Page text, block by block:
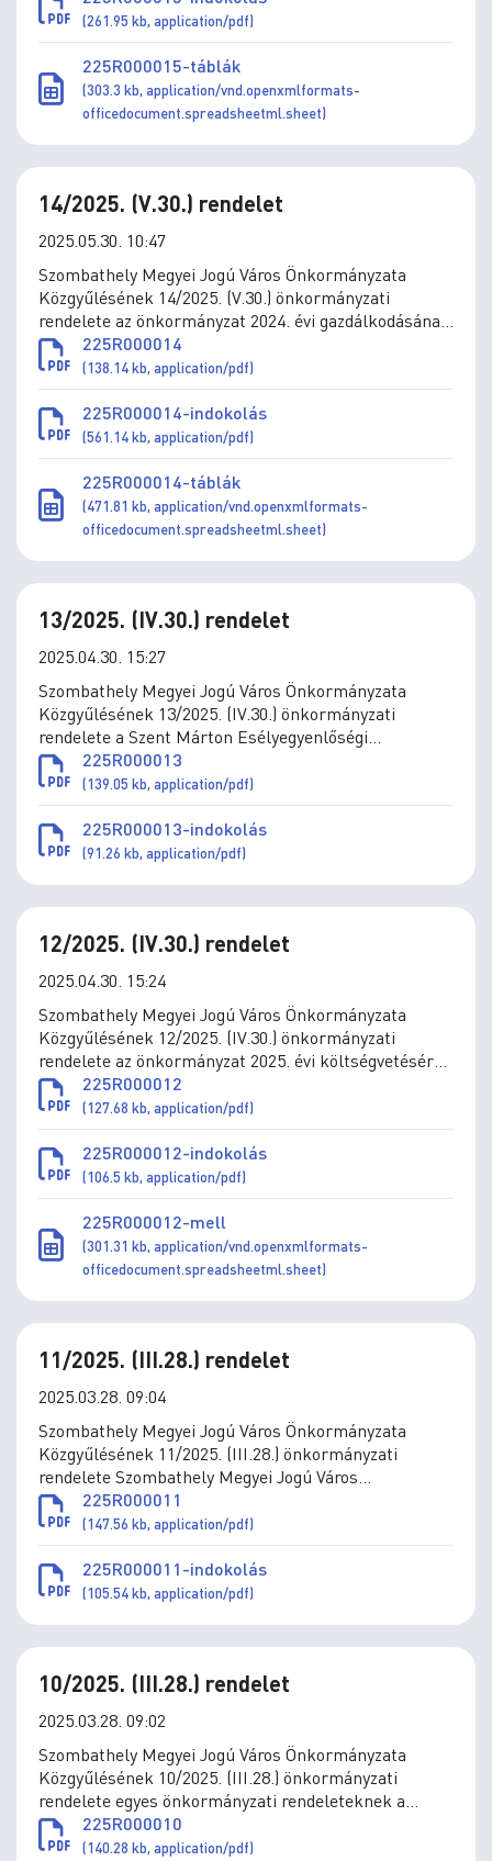
(261.95 kb, application/pdf)
225R000015-táblák
(303.3 kb, application/vnd.openxmlformats-
officedocument.spreadsheetml.sheet)
14/2025. (V.30.) rendelet
2025.05.30. 10:47
Szombathely Megyei Jogú Város Önkormányzata
Közgyűlésének 14/2025. (V.30.) önkormányzati
rendelete az önkormányzat 2024. évi gazdálkodásának
végrehajtásáról
225R000014
(138.14 kb, application/pdf)
225R000014-indokolás
(561.14 kb, application/pdf)
225R000014-táblák
(471.81 kb, application/vnd.openxmlformats-
officedocument.spreadsheetml.sheet)
13/2025. (IV.30.) rendelet
2025.04.30. 15:27
Szombathely Megyei Jogú Város Önkormányzata
Közgyűlésének 13/2025. (IV.30.) önkormányzati
rendelete a Szent Márton Esélyegyenlőségi
Támogatási Program működtetéséről szóló 1/2018.
(II.21.) önkormányzati rendelet módosításáról
225R000013
(139.05 kb, application/pdf)
225R000013-indokolás
(91.26 kb, application/pdf)
12/2025. (IV.30.) rendelet
2025.04.30. 15:24
Szombathely Megyei Jogú Város Önkormányzata
Közgyűlésének 12/2025. (IV.30.) önkormányzati
rendelete az önkormányzat 2025. évi költségvetéséről
szóló 4/2025. (II.28.) önkormányzati rendelet
módosításáról
225R000012
(127.68 kb, application/pdf)
225R000012-indokolás
(106.5 kb, application/pdf)
225R000012-mell
(301.31 kb, application/vnd.openxmlformats-
officedocument.spreadsheetml.sheet)
11/2025. (III.28.) rendelet
2025.03.28. 09:04
Szombathely Megyei Jogú Város Önkormányzata
Közgyűlésének 11/2025. (III.28.) önkormányzati
rendelete Szombathely Megyei Jogú Város
Önkormányzata vagyonáról szóló 40/2014. (XII.23.)
önkormányzati rendelet módosításáról
225R000011
(147.56 kb, application/pdf)
225R000011-indokolás
(105.54 kb, application/pdf)
10/2025. (III.28.) rendelet
2025.03.28. 09:02
Szombathely Megyei Jogú Város Önkormányzata
Közgyűlésének 10/2025. (III.28.) önkormányzati
rendelete egyes önkormányzati rendeleteknek a
Közterület-felügyelet átnevezésével összefüggő
módosításáról
225R000010
(140.28 kb, application/pdf)